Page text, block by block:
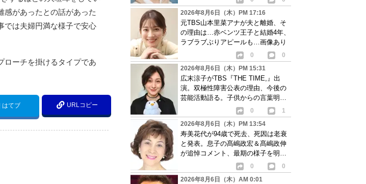
感があったとの話があった
では夫婦円満な様子で安心
ローチを掛けるタイプであ
はてブ URLコピー
2026年8月6日（木）PM 17:16
元TBS山本里菜アナが夫と離婚、そ
の理由は…赤ベンツ王子と結婚4年、
ラブラブぶりアピールも…画像あり
0
0
2026年8月6日（木）PM 15:31
広末涼子がTBS『THE TIME,』出
演。双極性障害公表の理由、今後の
芸能活動語る。子供からの言葉明か
0
1
2026年8月6日（木）PM 13:54
寿美花代が94歳で死去、死因は老衰
と発表。息子の髙嶋政宏＆髙嶋政伸
が追悼コメント、最期の様子を明か
0
0
2026年8月6日（木）AM 0:01